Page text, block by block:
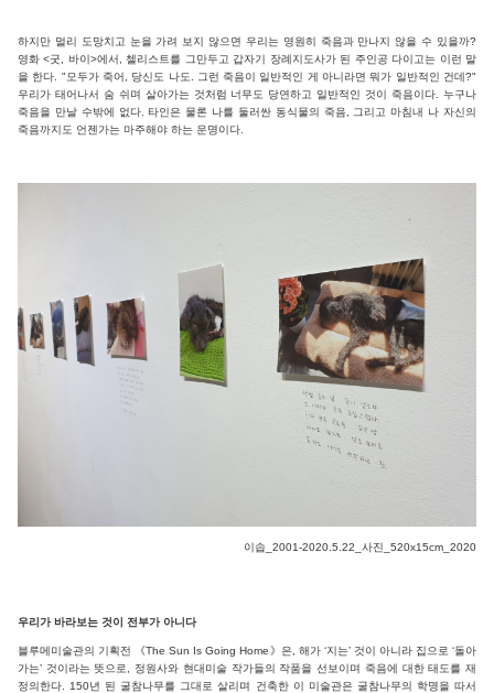
하지만 멀리 도망치고 눈을 가려 보지 않으면 우리는 영원히 죽음과 만나지 않을 수 있을까?
영화 <굿, 바이>에서, 첼리스트를 그만두고 갑자기 장례지도사가 된 주인공 다이고는 이런 말
을 한다. "모두가 죽어, 당신도 나도. 그런 죽음이 일반적인 게 아니라면 뭐가 일반적인 건데?"
우리가 태어나서 숨 쉬며 살아가는 것처럼 너무도 당연하고 일반적인 것이 죽음이다. 누구나
죽음을 만날 수밖에 없다. 타인은 물론 나를 둘러싼 동식물의 죽음, 그리고 마침내 나 자신의
죽음까지도 언젠가는 마주해야 하는 운명이다.
이솝_2001-2020.5.22_사진_520x15cm_2020
우리가 바라보는 것이 전부가 아니다
블루메미술관의 기획전 《The Sun Is Going Home》은, 해가 ‘지는’ 것이 아니라 집으로 ‘돌아
가는’ 것이라는 뜻으로, 정원사와 현대미술 작가들의 작품을 선보이며 죽음에 대한 태도를 재
정의한다. 150년 된 굴참나무를 그대로 살리며 건축한 이 미술관은 굴참나무의 학명을 따서